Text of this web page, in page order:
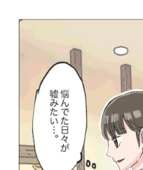
トレンド・イベント